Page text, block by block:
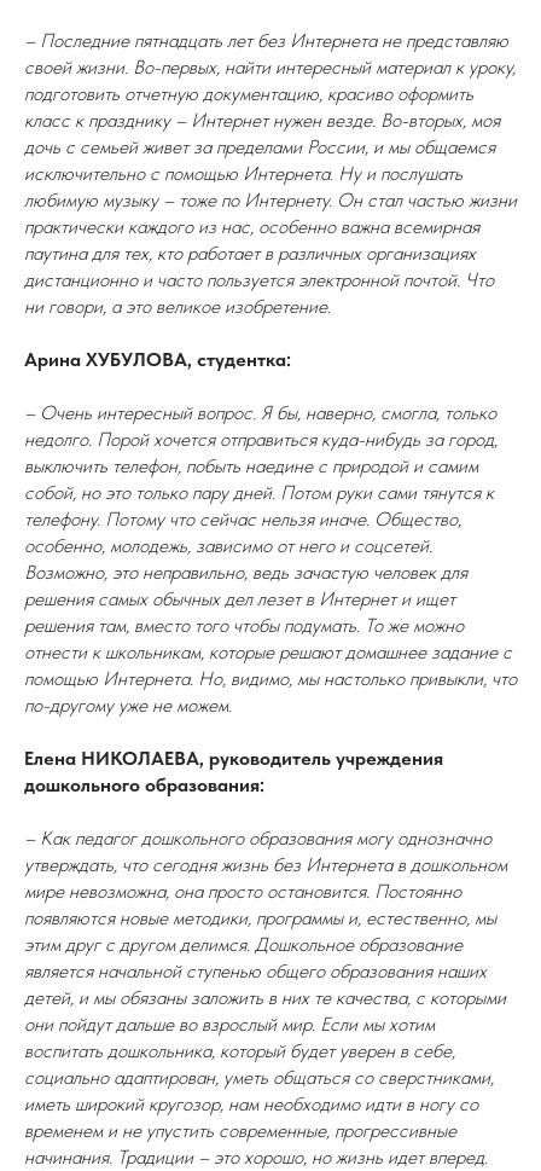
– Последние пятнадцать лет без Интернета не представляю
своей жизни. Во-первых, найти интересный материал к уроку,
подготовить отчетную документацию, красиво оформить
класс к празднику – Интернет нужен везде. Во-вторых, моя
дочь с семьей живет за пределами России, и мы общаемся
исключительно с помощью Интернета. Ну и послушать
любимую музыку – тоже по Интернету. Он стал частью жизни
практически каждого из нас, особенно важна всемирная
паутина для тех, кто работает в различных организациях
дистанционно и часто пользуется электронной почтой. Что
ни говори, а это великое изобретение.
Арина ХУБУЛОВА, студентка:
– Очень интересный вопрос. Я бы, наверно, смогла, только
недолго. Порой хочется отправиться куда-нибудь за город,
выключить телефон, побыть наедине с природой и самим
собой, но это только пару дней. Потом руки сами тянутся к
телефону. Потому что сейчас нельзя иначе. Общество,
особенно, молодежь, зависимо от него и соцсетей.
Возможно, это неправильно, ведь зачастую человек для
решения самых обычных дел лезет в Интернет и ищет
решения там, вместо того чтобы подумать. То же можно
отнести к школьникам, которые решают домашнее задание с
помощью Интернета. Но, видимо, мы настолько привыкли, что
по-другому уже не можем.
Елена НИКОЛАЕВА, руководитель учреждения
дошкольного образования:
– Как педагог дошкольного образования могу однозначно
утверждать, что сегодня жизнь без Интернета в дошкольном
мире невозможна, она просто остановится. Постоянно
появляются новые методики, программы и, естественно, мы
этим друг с другом делимся. Дошкольное образование
является начальной ступенью общего образования наших
детей, и мы обязаны заложить в них те качества, с которыми
они пойдут дальше во взрослый мир. Если мы хотим
воспитать дошкольника, который будет уверен в себе,
социально адаптирован, уметь общаться со сверстниками,
иметь широкий кругозор, нам необходимо идти в ногу со
временем и не упустить современные, прогрессивные
начинания. Традиции – это хорошо, но жизнь идет вперед.